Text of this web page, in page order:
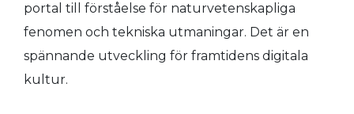
portal till förståelse för naturvetenskapliga
fenomen och tekniska utmaningar. Det är en
spännande utveckling för framtidens digitala
kultur.